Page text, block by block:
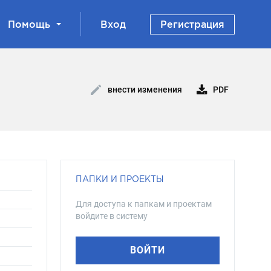
Помощь Вход Регистрация
внести изменения PDF
ПАПКИ И ПРОЕКТЫ
Для доступа к папкам и проектам
войдите в систему
ВОЙТИ